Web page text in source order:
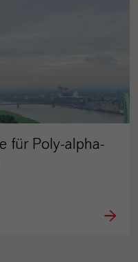
für Poly-alpha-